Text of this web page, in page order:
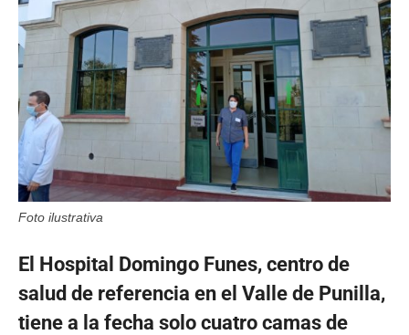
Foto ilustrativa
El Hospital Domingo Funes, centro de
salud de referencia en el Valle de Punilla,
tiene a la fecha solo cuatro camas de